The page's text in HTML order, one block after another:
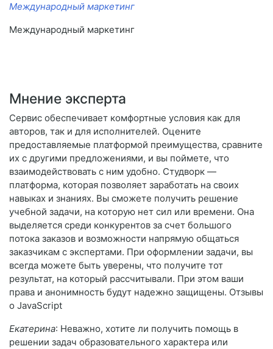
Международный маркетинг
Международный маркетинг
Мнение эксперта
Сервис обеспечивает комфортные условия как для
авторов, так и для исполнителей. Оцените
предоставляемые платформой преимущества, сравните
их с другими предложениями, и вы поймете, что
взаимодействовать с ним удобно. Студворк —
платформа, которая позволяет заработать на своих
навыках и знаниях. Вы сможете получить решение
учебной задачи, на которую нет сил или времени. Она
выделяется среди конкурентов за счет большого
потока заказов и возможности напрямую общаться
заказчикам с экспертами. При оформлении задачи, вы
всегда можете быть уверены, что получите тот
результат, на который рассчитывали. При этом ваши
права и анонимность будут надежно защищены. Отзывы
о JavaScript
Екатерина: Неважно, хотите ли получить помощь в
решении задач образовательного характера или